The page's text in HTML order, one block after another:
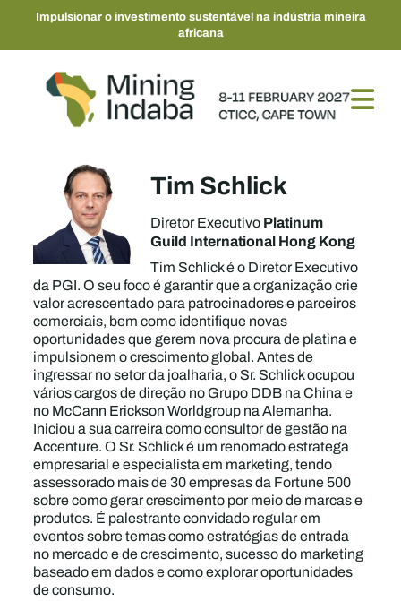
Impulsionar o investimento sustentável na indústria mineira
africana
Tim Schlick
Diretor ExecutivoPlatinum
Guild International Hong Kong
Tim Schlick é o Diretor Executivo
da PGI. O seu foco é garantir que a organização crie
valor acrescentado para patrocinadores e parceiros
comerciais, bem como identifique novas
oportunidades que gerem nova procura de platina e
impulsionem o crescimento global. Antes de
ingressar no setor da joalharia, o Sr. Schlick ocupou
vários cargos de direção no Grupo DDB na China e
no McCann Erickson Worldgroup na Alemanha.
Iniciou a sua carreira como consultor de gestão na
Accenture. O Sr. Schlick é um renomado estratega
empresarial e especialista em marketing, tendo
assessorado mais de 30 empresas da Fortune 500
sobre como gerar crescimento por meio de marcas e
produtos. É palestrante convidado regular em
eventos sobre temas como estratégias de entrada
no mercado e de crescimento, sucesso do marketing
baseado em dados e como explorar oportunidades
de consumo.